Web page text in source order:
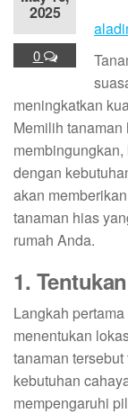
2025
0
meningkatkan
Memilih
dengan
akan
tanaman hias
rumah Anda.
1.
Langkah
menentukan
tanaman
kebutuhan
mempengaruhi